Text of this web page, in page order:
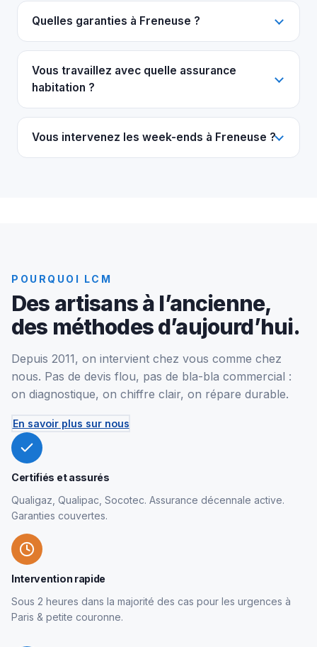
Quelles garanties à Freneuse ?
Vous travaillez avec quelle assurance
habitation ?
Vous intervenez les week-ends à Freneuse ?
POURQUOI LCM
Des artisans à l’ancienne,
des méthodes d’aujourd’hui.
Depuis 2011, on intervient chez vous comme chez
nous. Pas de devis flou, pas de bla-bla commercial :
on diagnostique, on chiffre clair, on répare durable.
En savoir plus sur nous
Certifiés et assurés
Qualigaz, Qualipac, Socotec. Assurance décennale active.
Garanties couvertes.
Intervention rapide
Sous 2 heures dans la majorité des cas pour les urgences à
Paris & petite couronne.